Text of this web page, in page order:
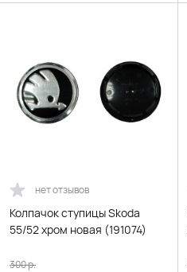
нет отзывов
Колпачок ступицы Skoda
55/52 хром новая (191074)
300р.